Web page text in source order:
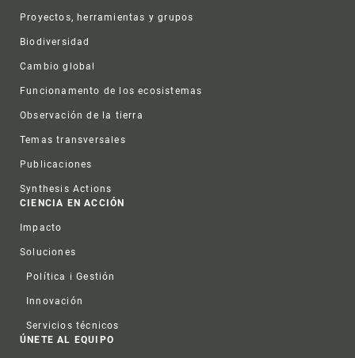
Proyectos, herramientas y grupos
Biodiversidad
Cambio global
Funcionamento de los ecosistemas
Observación de la tierra
Temas transversales
Publicaciones
Synthesis Actions
CIENCIA EN ACCIÓN
Impacto
Soluciones
Política i Gestión
Innovación
Servicios técnicos
ÚNETE AL EQUIPO